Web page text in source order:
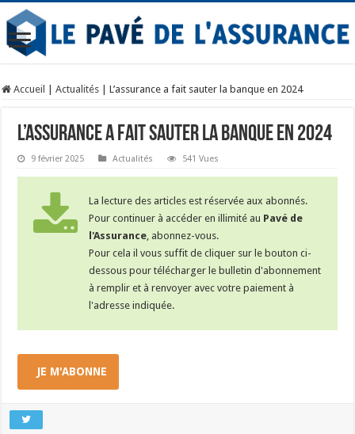
Accueil Actualités L’assurance a fait sauter la banque en 2024
L’assurance a fait sauter la banque en 2024
9 février 2025 Actualités 541 Vues
La lecture des articles est réservée aux abonnés.
Pour continuer à accéder en illimité au Pavé de
l'Assurance , abonnez-vous.
Pour cela il vous suffit de cliquer sur le bouton ci-
dessous pour télécharger le bulletin d'abonnement
à remplir et à renvoyer avec votre paiement à
l'adresse indiquée.
JE M'ABONNE